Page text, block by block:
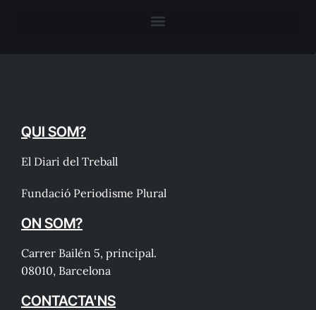
QUI SOM?
El Diari del Treball
Fundació Periodisme Plural
ON SOM?
Carrer Bailén 5, principal.
08010, Barcelona
CONTACTA'NS